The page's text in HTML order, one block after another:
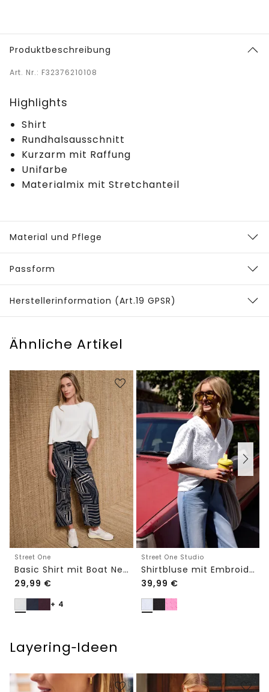
Produktbeschreibung
Art. Nr.: F32376210108
Highlights
Shirt
Rundhalsausschnitt
Kurzarm mit Raffung
Unifarbe
Materialmix mit Stretchanteil
Material und Pflege
Passform
Herstellerinformation (Art.19 GPSR)
Ähnliche Artikel
Street One
Basic Shirt mit Boat Neck und Elastikbund
29,99 €
+ 4
Street One Studio
Shirtbluse mit Embroidery-Front
39,99 €
Layering‑Ideen